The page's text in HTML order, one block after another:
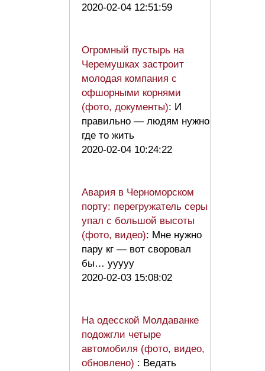
2020-02-04 12:51:59
Огромный пустырь на
Черемушках застроит
молодая компания с
офшорными корнями
(фото, документы): И
правильно — людям нужно
где то жить
2020-02-04 10:24:22
Авария в Черноморском
порту: перегружатель серы
упал с большой высоты
(фото, видео): Мне нужно
пару кг — вот своровал
бы… ууууу
2020-02-03 15:08:02
На одесской Молдаванке
подожгли четыре
автомобиля (фото, видео,
обновлено) : Ведать